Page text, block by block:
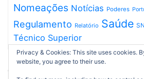
Nomeações Notícias Poderes
Regulamento Relatório Saúde
Técnico Superior
Privacy & Cookies: This site uses cookies.
website, you agree to their use.